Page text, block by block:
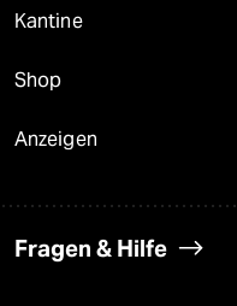
Kantine
Shop
Anzeigen
Fragen & Hilfe